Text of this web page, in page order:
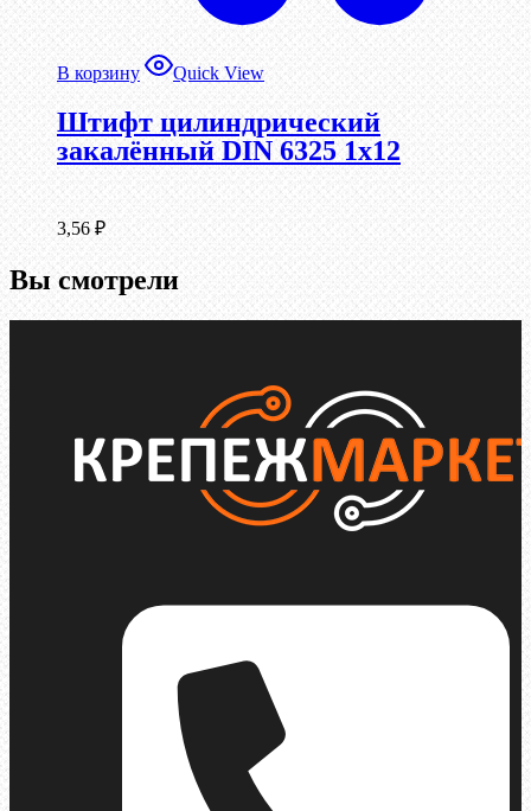
В корзину Quick View
Штифт цилиндрический
закалённый DIN 6325 1х12
3,56 ₽
Вы смотрели